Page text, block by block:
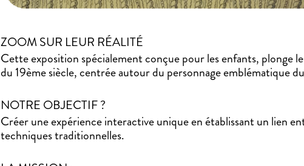
ZOOM SUR LEUR RÉALITÉ
Cette exposition spécialement conçue pour les enfants, plonge
du 19ème siècle, centrée autour du personnage emblématique
NOTRE OBJECTIF ?
Créer une expérience interactive unique en établissant un lien
techniques traditionnelles.